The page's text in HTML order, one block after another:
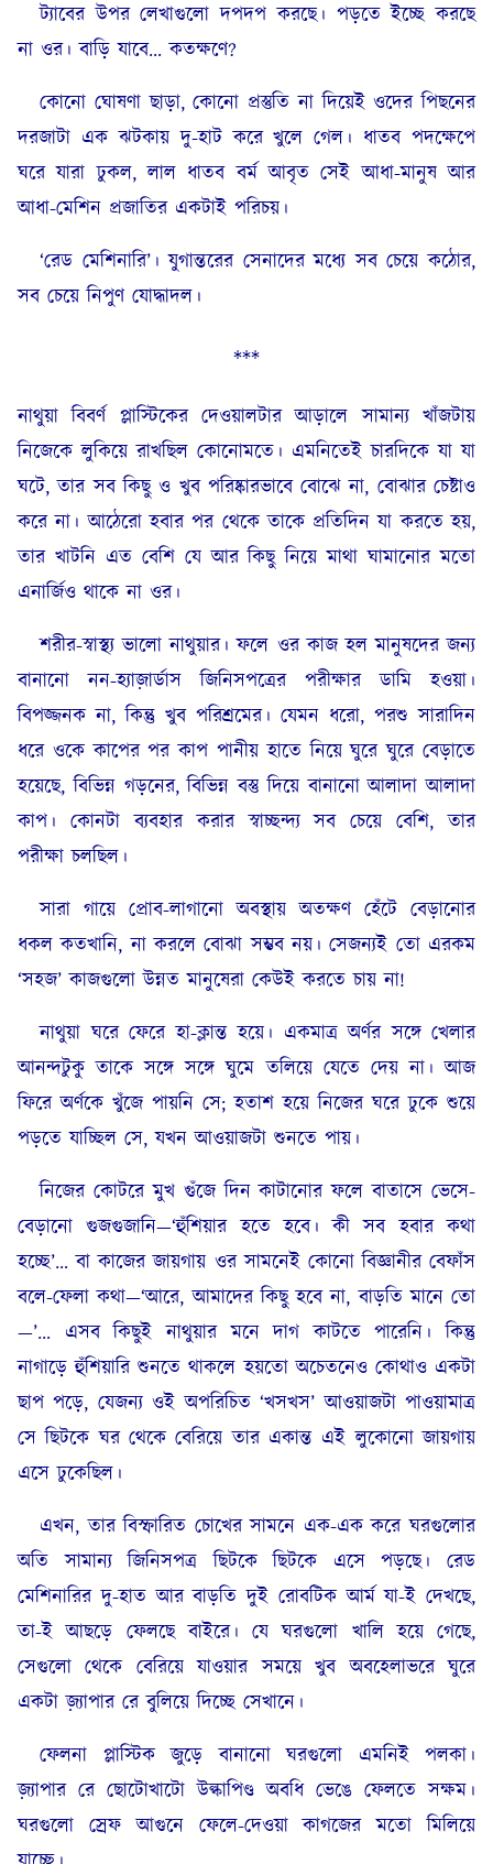
ট্যাবের উপর লেখাগুলো দপদপ করছে। পড়তে ইচ্ছে করছে
না ওর। বাড়ি যাবে… কতক্ষণে?
কোনো ঘোষণা ছাড়া, কোনো প্রস্তুতি না দিয়েই ওদের পিছনের
দরজাটা এক ঝটকায় দু-হাট করে খুলে গেল। ধাতব পদক্ষেপে
ঘরে যারা ঢুকল, লাল ধাতব বর্ম আবৃত সেই আধা-মানুষ আর
আধা-মেশিন প্রজাতির একটাই পরিচয়।
‘রেড মেশিনারি’। যুগান্তরের সেনাদের মধ্যে সব চেয়ে কঠোর,
সব চেয়ে নিপুণ যোদ্ধাদল।
***
নাথুয়া বিবর্ণ প্লাস্টিকের দেওয়ালটার আড়ালে সামান্য খাঁজটায়
নিজেকে লুকিয়ে রাখছিল কোনোমতে। এমনিতেই চারদিকে যা যা
ঘটে, তার সব কিছু ও খুব পরিষ্কারভাবে বোঝে না, বোঝার চেষ্টাও
করে না। আঠেরো হবার পর থেকে তাকে প্রতিদিন যা করতে হয়,
তার খাটনি এত বেশি যে আর কিছু নিয়ে মাথা ঘামানোর মতো
এনার্জিও থাকে না ওর।
শরীর-স্বাস্থ্য ভালো নাথুয়ার। ফলে ওর কাজ হল মানুষদের জন্য
বানানো নন-হ্যাজ়ার্ডাস জিনিসপত্রের পরীক্ষার ডামি হওয়া।
বিপজ্জনক না, কিন্তু খুব পরিশ্রমের। যেমন ধরো, পরশু সারাদিন
ধরে ওকে কাপের পর কাপ পানীয় হাতে নিয়ে ঘুরে ঘুরে বেড়াতে
হয়েছে, বিভিন্ন গড়নের, বিভিন্ন বস্তু দিয়ে বানানো আলাদা আলাদা
কাপ। কোনটা ব্যবহার করার স্বাচ্ছন্দ্য সব চেয়ে বেশি, তার
পরীক্ষা চলছিল।
সারা গায়ে প্রোব-লাগানো অবস্থায় অতক্ষণ হেঁটে বেড়ানোর
ধকল কতখানি, না করলে বোঝা সম্ভব নয়। সেজন্যই তো এরকম
‘সহজ’ কাজগুলো উন্নত মানুষেরা কেউই করতে চায় না!
নাথুয়া ঘরে ফেরে হা-ক্লান্ত হয়ে। একমাত্র অর্ণর সঙ্গে খেলার
আনন্দটুকু তাকে সঙ্গে সঙ্গে ঘুমে তলিয়ে যেতে দেয় না। আজ
ফিরে অর্ণকে খুঁজে পায়নি সে; হতাশ হয়ে নিজের ঘরে ঢুকে শুয়ে
পড়তে যাচ্ছিল সে, যখন আওয়াজটা শুনতে পায়।
নিজের কোটরে মুখ গুঁজে দিন কাটানোর ফলে বাতাসে ভেসে-
বেড়ানো গুজগুজানি—‘হুঁশিয়ার হতে হবে। কী সব হবার কথা
হচ্ছে’… বা কাজের জায়গায় ওর সামনেই কোনো বিজ্ঞানীর বেফাঁস
বলে-ফেলা কথা—‘আরে, আমাদের কিছু হবে না, বাড়তি মানে তো
—’… এসব কিছুই নাথুয়ার মনে দাগ কাটতে পারেনি। কিন্তু
নাগাড়ে হুঁশিয়ারি শুনতে থাকলে হয়তো অচেতনেও কোথাও একটা
ছাপ পড়ে, যেজন্য ওই অপরিচিত ‘খসখস’ আওয়াজটা পাওয়ামাত্র
সে ছিটকে ঘর থেকে বেরিয়ে তার একান্ত এই লুকোনো জায়গায়
এসে ঢুকেছিল।
এখন, তার বিস্ফারিত চোখের সামনে এক-এক করে ঘরগুলোর
অতি সামান্য জিনিসপত্র ছিটকে ছিটকে এসে পড়ছে। রেড
মেশিনারির দু-হাত আর বাড়তি দুই রোবটিক আর্ম যা-ই দেখছে,
তা-ই আছড়ে ফেলছে বাইরে। যে ঘরগুলো খালি হয়ে গেছে,
সেগুলো থেকে বেরিয়ে যাওয়ার সময়ে খুব অবহেলাভরে ঘুরে
একটা জ়্যাপার রে বুলিয়ে দিচ্ছে সেখানে।
ফেলনা প্লাস্টিক জুড়ে বানানো ঘরগুলো এমনিই পলকা।
জ়্যাপার রে ছোটোখাটো উল্কাপিণ্ড অবধি ভেঙে ফেলতে সক্ষম।
ঘরগুলো স্রেফ আগুনে ফেলে-দেওয়া কাগজের মতো মিলিয়ে